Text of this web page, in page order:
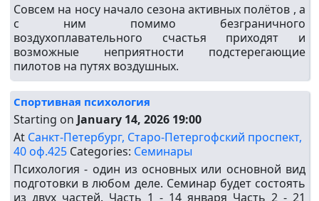
Совсем на носу начало сезона активных полётов , а
с ним помимо безграничного
воздухоплавательного счастья приходят и
возможные неприятности подстерегающие
пилотов на путях воздушных.
Спортивная психология
Starting on January 14, 2026 19:00
At Санкт-Петербург, Старо-Петергофский проспект,
40 оф.425 Categories: Семинары
Психология - один из основных или основной вид
подготовки в любом деле. Семинар будет состоять
из двух частей. Часть 1 - 14 января Часть 2 - 21